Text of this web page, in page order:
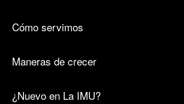
Cómo servimos
Maneras de crecer
¿Nuevo en La IMU?